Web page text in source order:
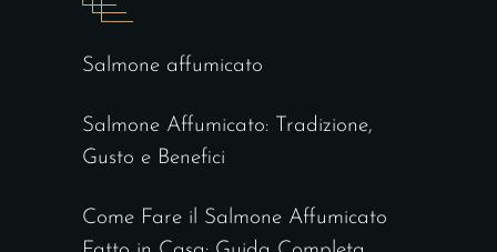
Salmone affumicato
Salmone Affumicato: Tradizione,
Gusto e Benefici
Come Fare il Salmone Affumicato